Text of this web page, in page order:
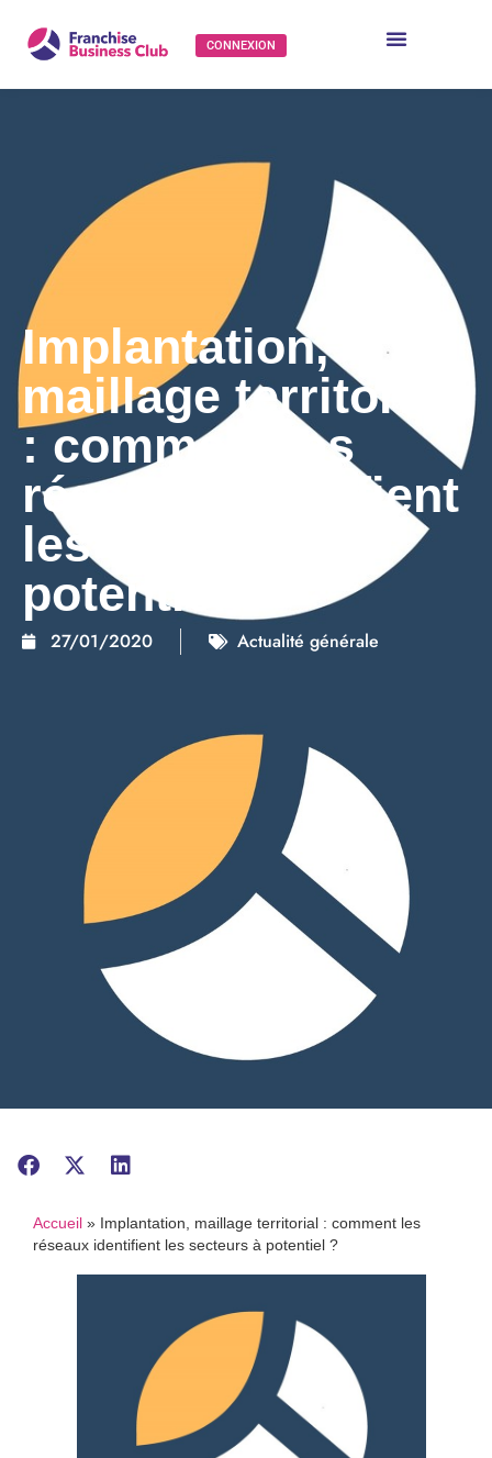
CONNEXION
Implantation,
maillage territorial
: comment les
réseaux identifient
les secteurs à
potentiel ?
27/01/2020 Actualité générale
Accueil » Implantation, maillage territorial : comment les
réseaux identifient les secteurs à potentiel ?